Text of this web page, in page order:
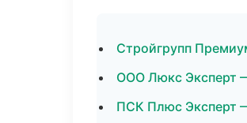
Стройгрупп
ООО Люкс Эксперт
ПСК Плюс Эксперт